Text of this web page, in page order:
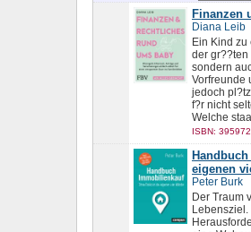
Finanzen
Diana Leib
Ein Kind
der
sondern
Vorfreunde
jedoch
f?r nicht
Welche
ISBN:
eigenen
Peter Burk
Der Traum